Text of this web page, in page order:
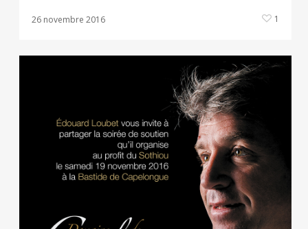
26 novembre 2016 1